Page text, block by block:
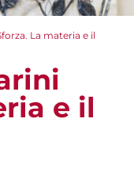
La materia e il
e il